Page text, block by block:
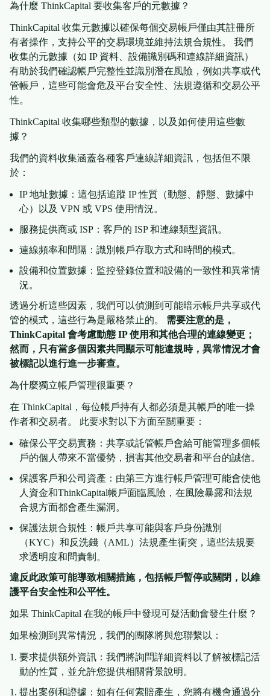
為什麼 ThinkCapital 要收集客戶的元數據？
ThinkCapital 收集元數據以確保每個交易帳戶僅由其註冊所
有者操作，支持公平的交易環境並維持法規合規性。 我們
收集的元數據（如 IP 資料、設備識別碼和連線詳細資訊）
有助於我們確認帳戶完整性並識別潛在風險，例如共享或代
管帳戶，這些可能會危及平台安全性、法規遵循和交易公平
性。
ThinkCapital 收集哪些類型的數據，以及如何使用這些數
據？
我們的資料收集涵蓋各種客戶連線詳細資訊，包括但不限
於：
IP 地址數據：這包括追蹤 IP 性質（動態、靜態、數據中
心）以及 VPN 或 VPS 使用情況。
服務提供商或 ISP：客戶的 ISP 和連線類型資訊。
連線頻率和間隔：識別帳戶存取方式和時間的模式。
設備和位置數據：監控登錄位置和設備的一致性和異常情
況。
透過分析這些因素，我們可以偵測到可能暗示帳戶共享或代
管的模式，這些行為是嚴格禁止的。 需要注意的是，
ThinkCapital 會考慮動態 IP 使用和其他合理的連線變更；
然而，只有當多個因素共同顯示可能違規時，異常情況才會
被標記以進行進一步審查。
為什麼獨立帳戶管理很重要？
在 ThinkCapital，每位帳戶持有人都必須是其帳戶的唯一操
作者和交易者。 此要求對以下方面至關重要：
確保公平交易實務：共享或託管帳戶會給可能管理多個帳
戶的個人帶來不當優勢，損害其他交易者和平台的誠信。
保護客戶和公司資產：由第三方進行帳戶管理可能會使他
人資金和ThinkCapital帳戶面臨風險，在風險暴露和法規
合規方面都會產生漏洞。
保護法規合規性：帳戶共享可能與客戶身份識別
（KYC）和反洗錢（AML）法規產生衝突，這些法規要
求透明度和問責制。
違反此政策可能導致相關措施，包括帳戶暫停或關閉，以維
護平台安全性和公平性。
如果 ThinkCapital 在我的帳戶中發現可疑活動會發生什麼？
如果檢測到異常情況，我們的團隊將與您聯繫以：
要求提供額外資訊：我們將詢問詳細資料以了解被標記活
動的性質，並允許您提供相關背景說明。
提出案例和證據：如有任何索賠產生，您將有機會通過分